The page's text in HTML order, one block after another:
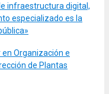
infraestructura digital,
especializado es la
Organización e
de Plantas